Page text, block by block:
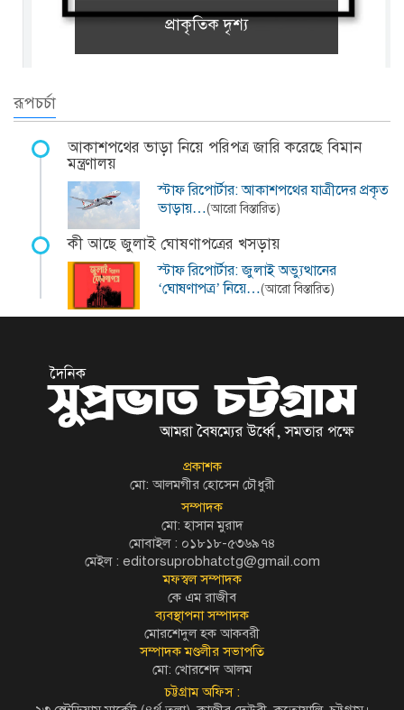
প্রাকৃতিক দৃশ্য
রূপচর্চা
আকাশপথের ভাড়া নিয়ে পরিপত্র জারি করেছে বিমান
মন্ত্রণালয়
স্টাফ রিপোর্টার: আকাশপথের যাত্রীদের প্রকৃত
ভাড়ায়…(আরো বিস্তারিত)
কী আছে জুলাই ঘোষণাপত্রের খসড়ায়
স্টাফ রিপোর্টার: জুলাই অভ্যুত্থানের
‘ঘোষণাপত্র’ নিয়ে…(আরো বিস্তারিত)
প্রকাশক
মো: আলমগীর হোসেন চৌধুরী
সম্পাদক
মো: হাসান মুরাদ
মোবাইল : ০১৮১৮-৫৩৬৯৭৪
মেইল : editorsuprobhatctg@gmail.com
মফস্বল সম্পাদক
কে এম রাজীব
ব্যবস্থাপনা সম্পাদক
মোরশেদুল হক আকবরী
সম্পাদক মণ্ডলীর সভাপতি
মো: খোরশেদ আলম
চট্টগ্রাম অফিস :